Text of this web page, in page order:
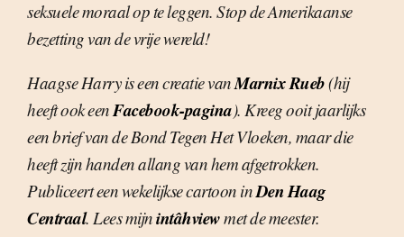
seksuele moraal op te leggen. Stop de Amerikaanse
bezetting van de vrije wereld!
Haagse Harry is een creatie vanMarnix Rueb(hij
heeft ook eenFacebook-pagina). Kreeg ooit jaarlijks
een brief van de Bond Tegen Het Vloeken, maar die
heeft zijn handen allang van hem afgetrokken.
Publiceert een wekelijkse cartoon inDen Haag
Centraal. Lees mijnintâhviewmet de meester.